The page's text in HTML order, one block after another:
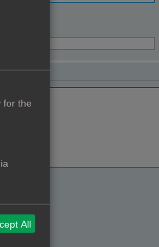
for the
All